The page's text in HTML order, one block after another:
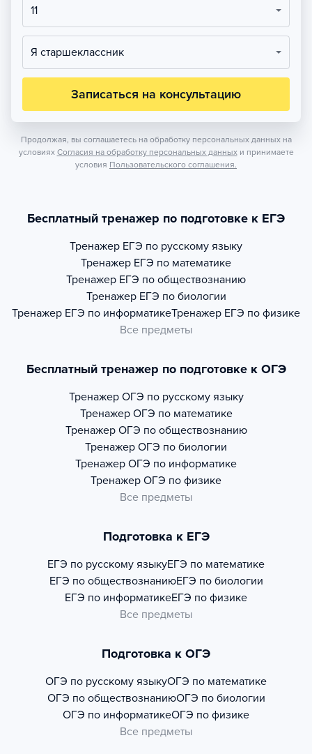
11
Я старшеклассник
Записаться на консультацию
Продолжая, вы соглашаетесь на обработку персональных данных на
условиях Согласия на обработку персональных данных и принимаете
условия Пользовательского соглашения.
Бесплатный тренажер по подготовке к ЕГЭ
Тренажер ЕГЭ по русскому языку
Тренажер ЕГЭ по математике
Тренажер ЕГЭ по обществознанию
Тренажер ЕГЭ по биологии
Тренажер ЕГЭ по информатикеТренажер ЕГЭ по физике
Все предметы
Бесплатный тренажер по подготовке к ОГЭ
Тренажер ОГЭ по русскому языку
Тренажер ОГЭ по математике
Тренажер ОГЭ по обществознанию
Тренажер ОГЭ по биологии
Тренажер ОГЭ по информатике
Тренажер ОГЭ по физике
Все предметы
Подготовка к ЕГЭ
ЕГЭ по русскому языкуЕГЭ по математике
ЕГЭ по обществознаниюЕГЭ по биологии
ЕГЭ по информатикеЕГЭ по физике
Все предметы
Подготовка к ОГЭ
ОГЭ по русскому языкуОГЭ по математике
ОГЭ по обществознаниюОГЭ по биологии
ОГЭ по информатикеОГЭ по физике
Все предметы